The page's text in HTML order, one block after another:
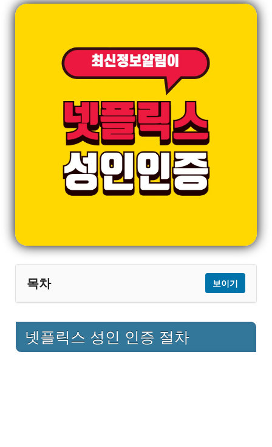
목차 보이기
2 성인 인증이 필요한 이유
넷플릭스 성인 인증 절차